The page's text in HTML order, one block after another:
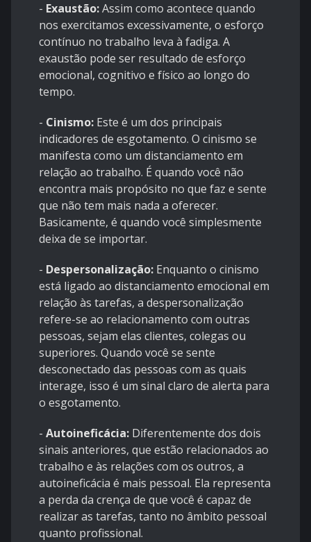
- Exaustão:Assim como acontece quando
nos exercitamos excessivamente, o esforço
contínuo no trabalho leva à fadiga. A
exaustão pode ser resultado de esforço
emocional, cognitivo e físico ao longo do
tempo.
- Cinismo: Este é um dos principais
indicadores de esgotamento. O cinismo se
manifesta como um distanciamento em
relação ao trabalho. É quando você não
encontra mais propósito no que faz e sente
que não tem mais nada a oferecer.
Basicamente, é quando você simplesmente
deixa de se importar.
- Despersonalização: Enquanto o cinismo
está ligado ao distanciamento emocional em
relação às tarefas, a despersonalização
refere-se ao relacionamento com outras
pessoas, sejam elas clientes, colegas ou
superiores. Quando você se sente
desconectado das pessoas com as quais
interage, isso é um sinal claro de alerta para
o esgotamento.
- Autoineficácia: Diferentemente dos dois
sinais anteriores, que estão relacionados ao
trabalho e às relações com os outros, a
autoineficácia é mais pessoal. Ela representa
a perda da crença de que você é capaz de
realizar as tarefas, tanto no âmbito pessoal
quanto profissional.